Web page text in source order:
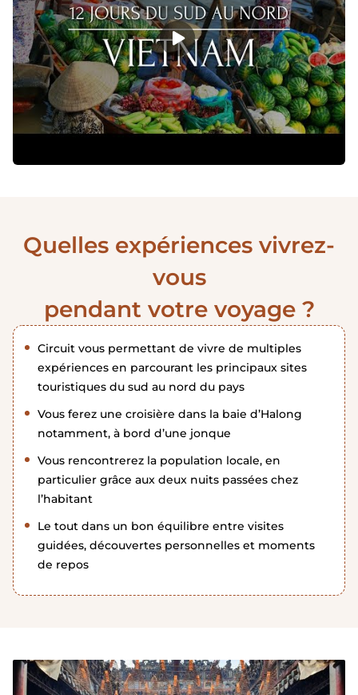
Quelles expériences vivrez-
vous
pendant votre voyage ?
Circuit vous permettant de vivre de multiples
expériences en parcourant les principaux sites
touristiques du sud au nord du pays
Vous ferez une croisière dans la baie d’Halong
notamment, à bord d’une jonque
Vous rencontrerez la population locale, en
particulier grâce aux deux nuits passées chez
l’habitant
Le tout dans un bon équilibre entre visites
guidées, découvertes personnelles et moments
de repos